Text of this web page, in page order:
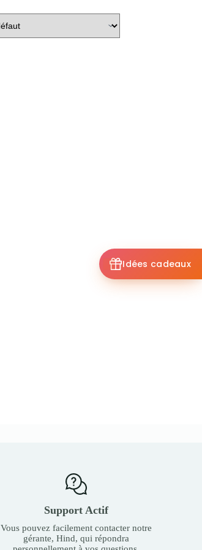
Support Actif
Vous pouvez facilement contacter notre
gérante, Hind, qui répondra
Idées cadeaux